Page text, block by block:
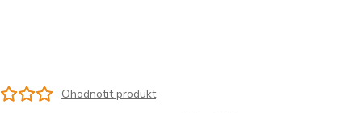
Ohodnotit produkt